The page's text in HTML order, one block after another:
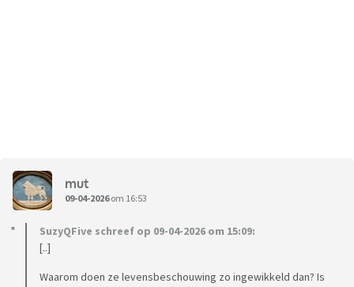
mut
09-04-2026om 16:53
SuzyQFive schreef op 09-04-2026 om 15:09:
[..]
Waarom doen ze levensbeschouwing zo ingewikkeld dan? Is